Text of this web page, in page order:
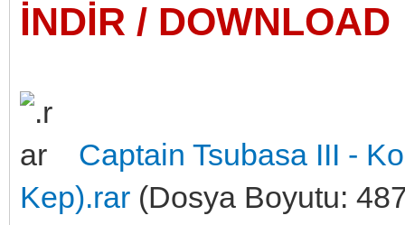
İNDİR / DOWNLOAD
Captain Tsubasa III -
Kep).rar (Dosya Boyutu: